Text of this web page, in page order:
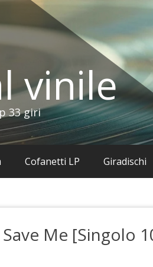
vinile
33 giri
Cofanetti LP Giradischi
Me [Singolo